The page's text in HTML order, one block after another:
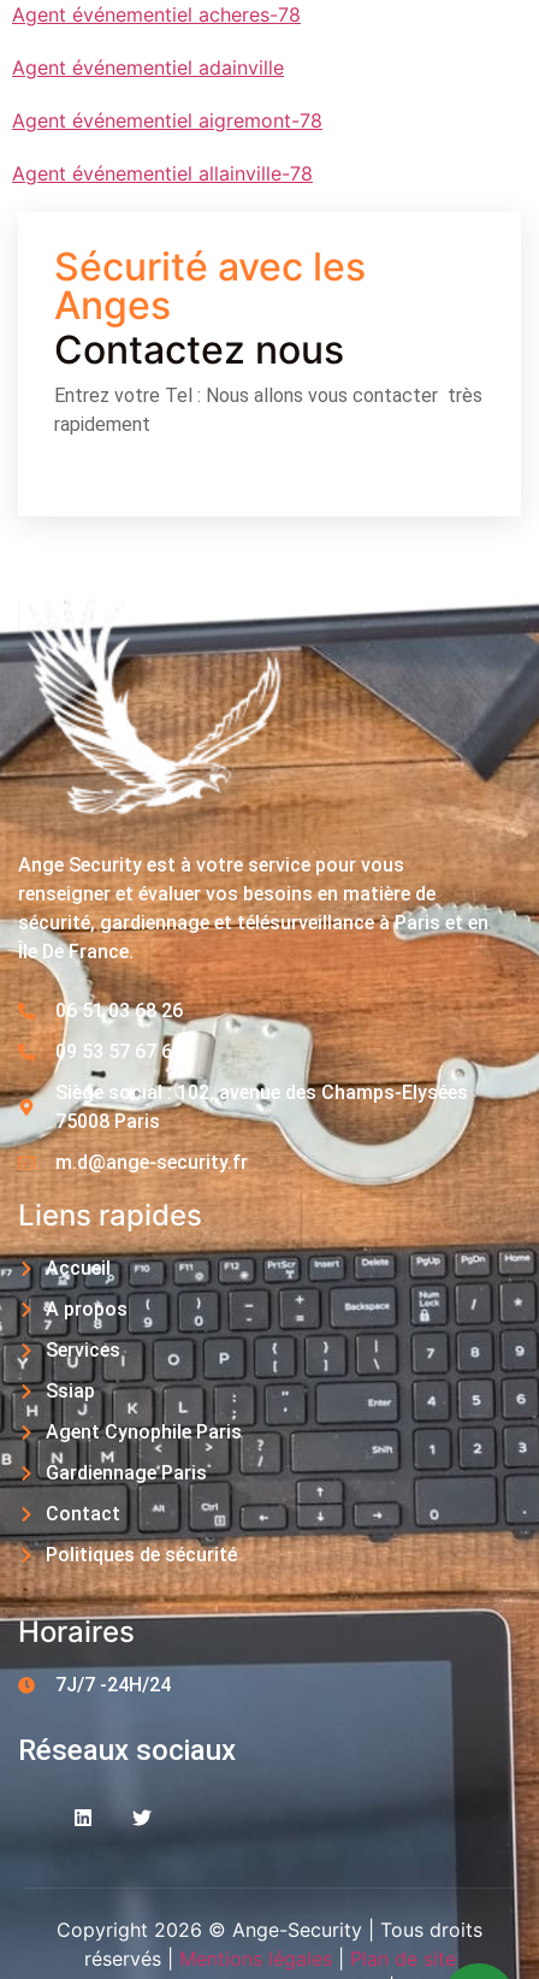
Agent événementiel acheres-78
Agent événementiel adainville
Agent événementiel aigremont-78
Agent événementiel allainville-78
Sécurité avec les
Anges
Contactez nous
Entrez votre Tel : Nous allons vous contacter très
rapidement
Ange Security est à votre service pour vous
renseigner et évaluer vos besoins en matière de
sécurité, gardiennage et télésurveillance à Paris et en
Île De France.
06 51 03 68 26
09 53 57 67 63
Siège social : 102, avenue des Champs-Elysées
75008 Paris
m.d@ange-security.fr
Liens rapides
Accueil
A propos
Services
Ssiap
Agent Cynophile Paris
Gardiennage Paris
Contact
Politiques de sécurité
Horaires
7J/7 -24H/24
Réseaux sociaux
Copyright 2026 © Ange-Security | Tous droits
réservés | Mentions légales| Plan de site